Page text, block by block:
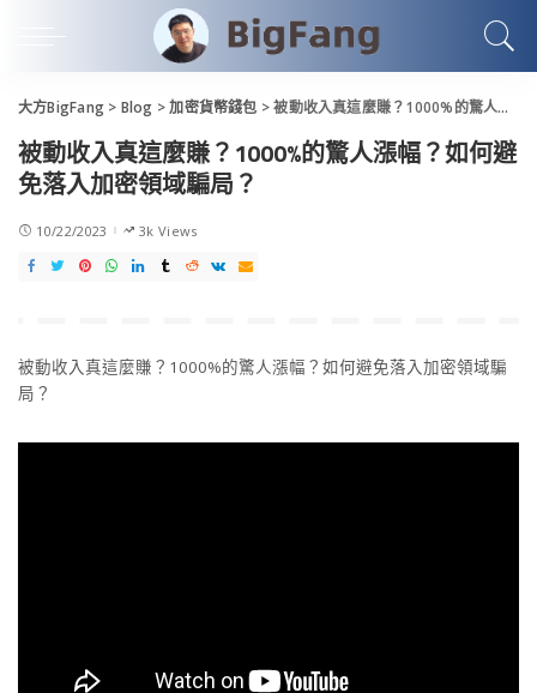
大方BigFang > Blog >加密貨幣錢包 >被動收入真這麼賺？1000%的驚人漲幅？如何避免落入加密領域騙局？
被動收入真這麼賺？1000%的驚人漲幅？如何避
免落入加密領域騙局？
10/22/2023 3k Views
被動收入真這麼賺？1000%的驚人漲幅？如何避免落入加密領域騙
局？